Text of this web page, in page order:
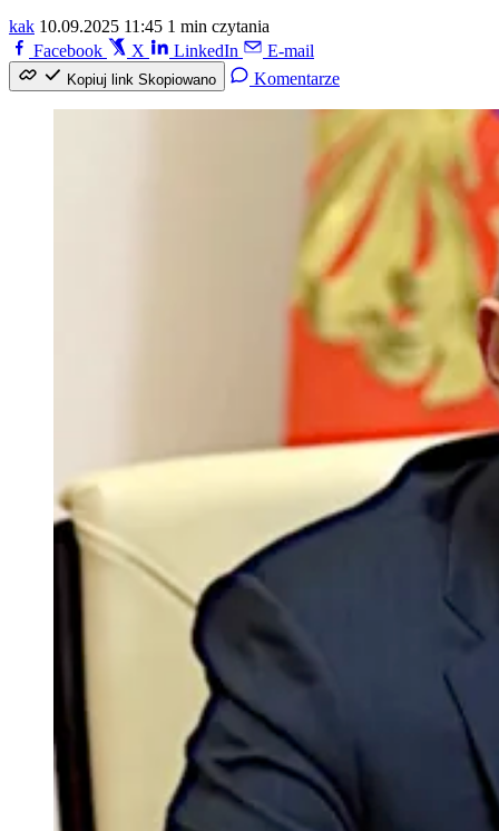
kak 10.09.2025 11:45 1 min czytania
Facebook
X LinkedIn E-mail
Kopiuj link Skopiowano Komentarze